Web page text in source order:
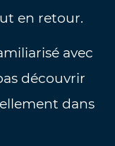
en retour.
avec
découvrir
dans